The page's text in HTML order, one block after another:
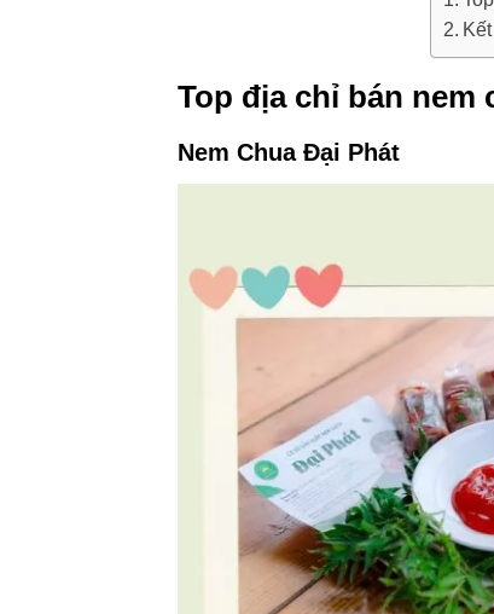
Top địa chỉ bán nem
Nem Chua Đại Phát